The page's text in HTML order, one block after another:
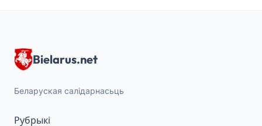
Bielarus.net
Беларуская салідарнасьць
Рубрыкі